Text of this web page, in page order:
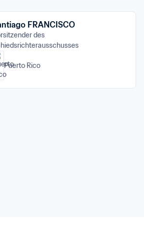
FRANCISCO
des
Puerto Rico